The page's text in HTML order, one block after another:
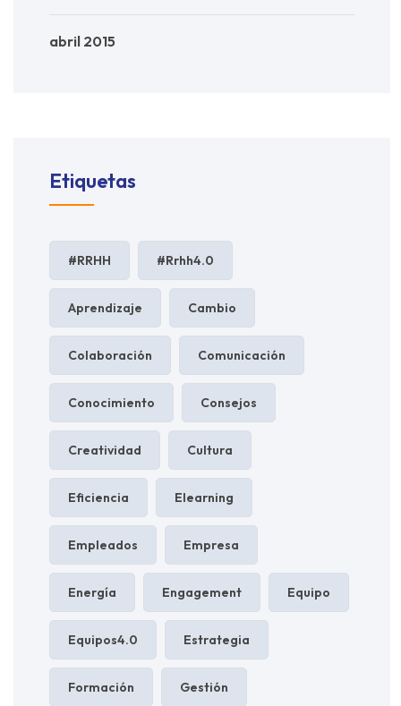
abril 2015
Etiquetas
#RRHH #rrhh4.0
Aprendizaje Cambio
Colaboración Comunicación
Conocimiento Consejos
Creatividad Cultura
Eficiencia Elearning
Empleados Empresa
Energía Engagement Equipo
Equipos4.0 Estrategia
Formación Gestión